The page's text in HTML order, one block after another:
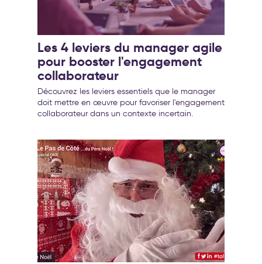
Les 4 leviers du manager agile
pour booster l'engagement
collaborateur
Découvrez les leviers essentiels que le manager
doit mettre en œuvre pour favoriser l'engagement
collaborateur dans un contexte incertain.